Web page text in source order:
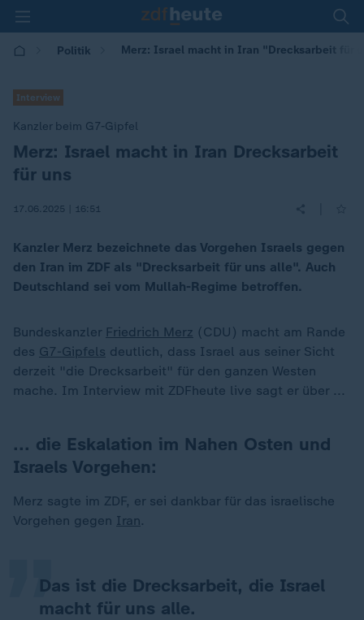
Politik Merz: Israel macht in Iran "Drecksarbeit für
Interview
Kanzler beim G7-Gipfel
:Merz: Israel macht in Iran Drecksarbeit
für uns
17.06.2025 | 16:51
Kanzler Merz bezeichnete das Vorgehen Israels gegen
den Iran im ZDF als "Drecksarbeit für uns alle". Auch
Deutschland sei vom Mullah-Regime betroffen.
Bundeskanzler Friedrich Merz (CDU) macht am Rande
des G7-Gipfels deutlich, dass Israel aus seiner Sicht
derzeit "die Drecksarbeit" für den ganzen Westen
mache. Im Interview mit ZDFheute live sagt er über ...
... die Eskalation im Nahen Osten und
Israels Vorgehen:
Merz sagte im ZDF, er sei dankbar für das israelische
Vorgehen gegen Iran.
Das ist die Drecksarbeit, die Israel
macht für uns alle.
„